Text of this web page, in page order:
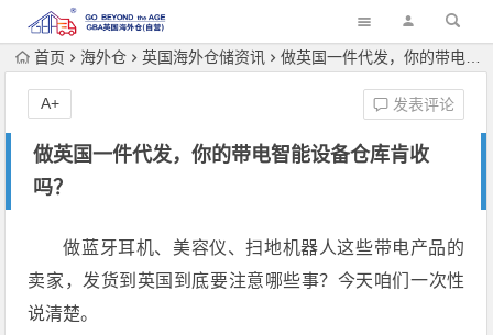
首页 海外仓 英国海外仓储资讯 做英国一件代发，你的带电智能设备仓库肯收吗？
做英国一件代发，你的带电智能设备仓库肯收
吗？
发表评论
A+
做蓝牙耳机、美容仪、扫地机器人这些带电产品的
卖家，发货到英国到底要注意哪些事？今天咱们一次性
说清楚。